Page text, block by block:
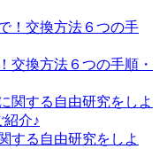
交換方法６つの手順・
する自由研究をしよ